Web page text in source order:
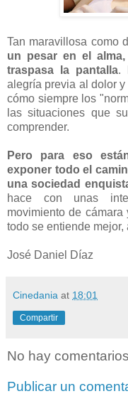
Tan maravillosa como
un pesar en el
traspasa la pantalla.
alegría previa al dolor
cómo siempre los
las situaciones que
comprender.
Pero para eso
exponer todo el
una sociedad
hace con unas
movimiento de
todo se entiende
José Daniel Díaz
Cinedania at 18:01
Compartir
No hay
Publicar un